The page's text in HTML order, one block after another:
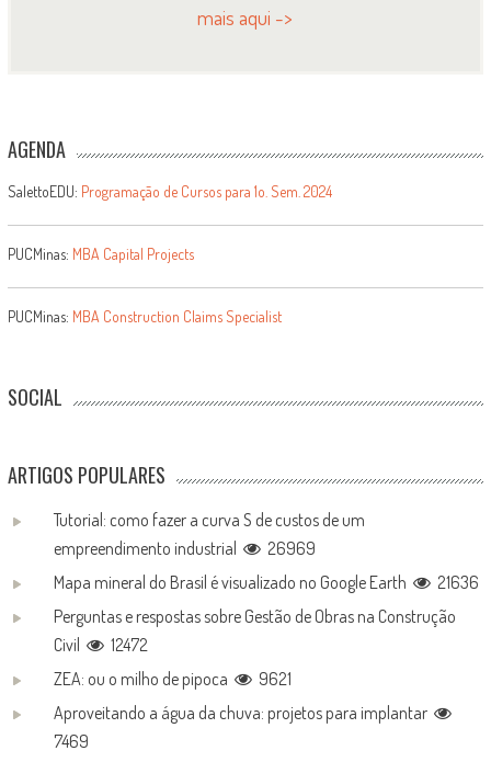
mais aqui ->
AGENDA
SalettoEDU: Programação de Cursos para 1o. Sem. 2024
PUCMinas: MBA Capital Projects
PUCMinas: MBA Construction Claims Specialist
SOCIAL
ARTIGOS POPULARES
Tutorial: como fazer a curva S de custos de um
empreendimento industrial
26969
Mapa mineral do Brasil é visualizado no Google Earth
21636
Perguntas e respostas sobre Gestão de Obras na Construção
Civil
12472
ZEA: ou o milho de pipoca
9621
Aproveitando a água da chuva: projetos para implantar
7469